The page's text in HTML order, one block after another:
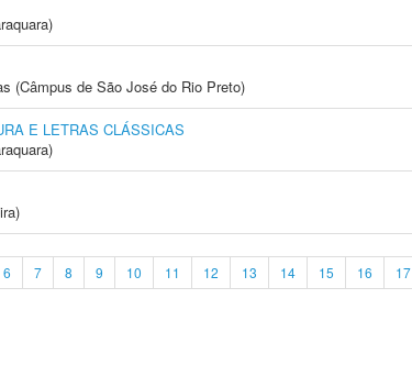
(Câmpus de São José do Rio Preto)
E LETRAS CLÁSSICAS
6 7 8 9 10 11 12 13 14 15 16 17